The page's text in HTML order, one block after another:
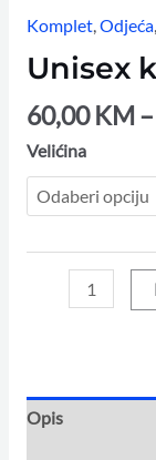
Komplet,Odjeća,
Unisex
60,00KM –
Velićina
Opis